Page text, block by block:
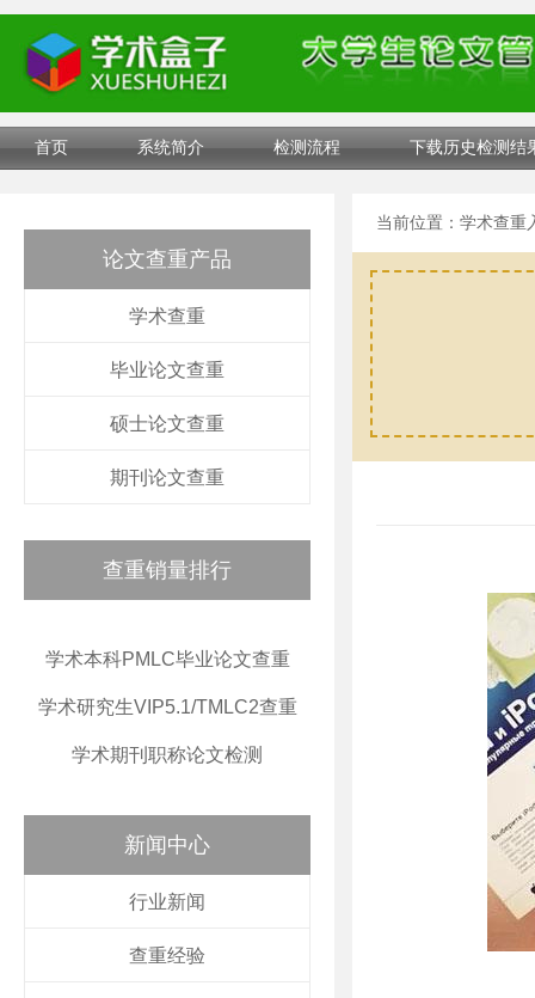
首页 系统简介 检测流程 下载历史检测结
论文查重产品
学术查重
毕业论文查重
硕士论文查重
期刊论文查重
查重销量排行
学术本科PMLC毕业论文查重
学术研究生VIP5.1/TMLC2查重
学术期刊职称论文检测
新闻中心
行业新闻
查重经验
当前位置： 学术查重